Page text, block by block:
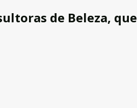
de Beleza, que